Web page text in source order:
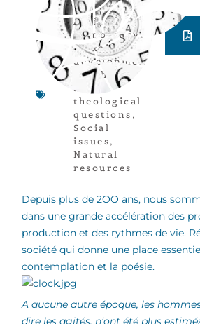
Article,
Democracy,
Sustainable
developmen
,Ethical
and
theological
questions ,
Social
issues,
Natural
resources
Depuis plus de 2OO ans, nous
dans une grande accélération des
production et des rythmes de vie.
société qui donne une place
contemplation et la poésie.
A aucune autre époque, les
dire les agités, n’ont été plus